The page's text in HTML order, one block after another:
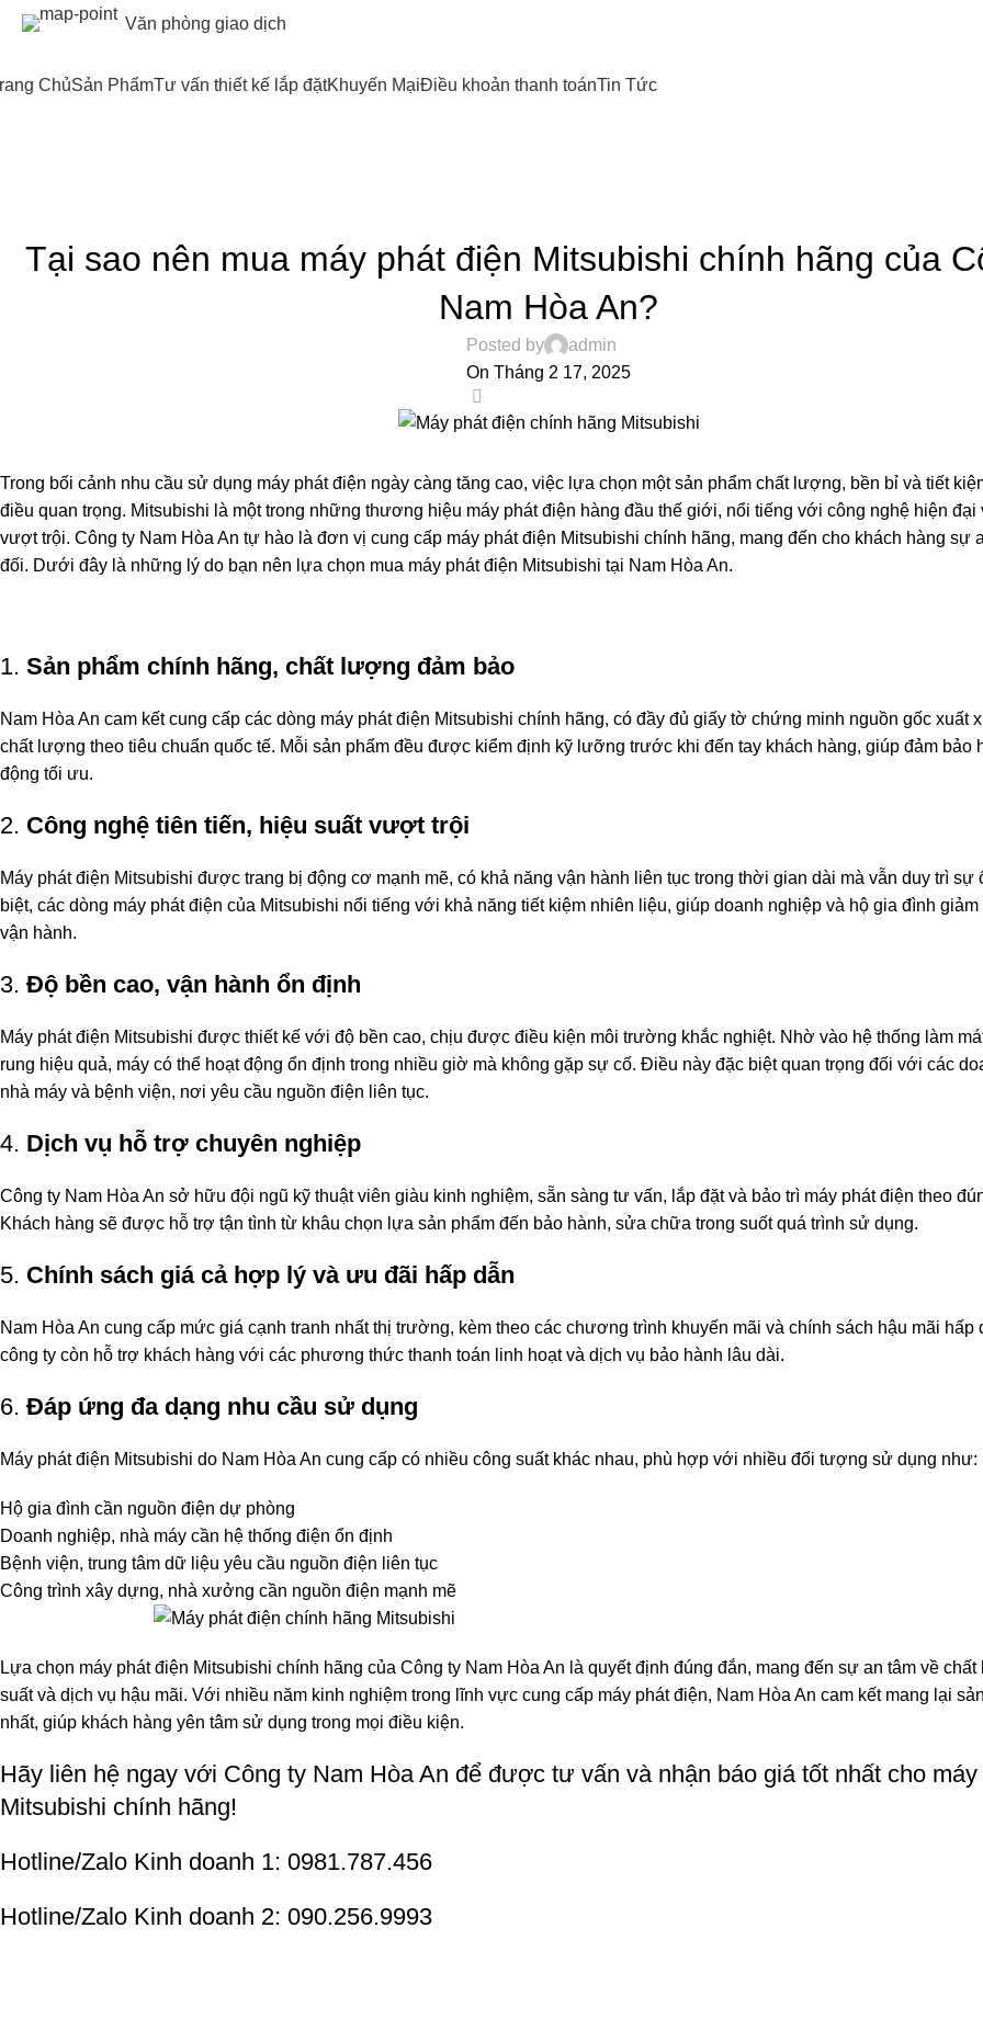
Văn phòng giao dịch
ChủSản PhẩmTư vấn thiết kế lắp đặtKhuyến MạiĐiều khoản thanh toánTin Tức
Tại sao nên mua máy phát điện Mitsubishi chính hãng của
Nam Hòa An?
Posted by
admin
On Tháng 2 17, 2025
Trong bối cảnh nhu cầu sử dụng máy phát điện ngày càng tăng cao, việc lựa chọn một sản phẩm chất lượng, bền bỉ và tiết
điều quan trọng. Mitsubishi là một trong những thương hiệu máy phát điện hàng đầu thế giới, nổi tiếng với công nghệ hiện đại
vượt trội. Công ty Nam Hòa An tự hào là đơn vị cung cấp máy phát điện Mitsubishi chính hãng, mang đến cho khách hàng sự
đối. Dưới đây là những lý do bạn nên lựa chọn mua máy phát điện Mitsubishi tại Nam Hòa An.
1. Sản phẩm chính hãng, chất lượng đảm bảo
Nam Hòa An cam kết cung cấp các dòng máy phát điện Mitsubishi chính hãng, có đầy đủ giấy tờ chứng minh nguồn gốc xuất
chất lượng theo tiêu chuẩn quốc tế. Mỗi sản phẩm đều được kiểm định kỹ lưỡng trước khi đến tay khách hàng, giúp đảm bảo
động tối ưu.
2. Công nghệ tiên tiến, hiệu suất vượt trội
Máy phát điện Mitsubishi được trang bị động cơ mạnh mẽ, có khả năng vận hành liên tục trong thời gian dài mà vẫn duy trì sự
biệt, các dòng máy phát điện của Mitsubishi nổi tiếng với khả năng tiết kiệm nhiên liệu, giúp doanh nghiệp và hộ gia đình
vận hành.
3. Độ bền cao, vận hành ổn định
Máy phát điện Mitsubishi được thiết kế với độ bền cao, chịu được điều kiện môi trường khắc nghiệt. Nhờ vào hệ thống làm
rung hiệu quả, máy có thể hoạt động ổn định trong nhiều giờ mà không gặp sự cố. Điều này đặc biệt quan trọng đối với các
nhà máy và bệnh viện, nơi yêu cầu nguồn điện liên tục.
4. Dịch vụ hỗ trợ chuyên nghiệp
Công ty Nam Hòa An sở hữu đội ngũ kỹ thuật viên giàu kinh nghiệm, sẵn sàng tư vấn, lắp đặt và bảo trì máy phát điện theo
Khách hàng sẽ được hỗ trợ tận tình từ khâu chọn lựa sản phẩm đến bảo hành, sửa chữa trong suốt quá trình sử dụng.
5. Chính sách giá cả hợp lý và ưu đãi hấp dẫn
Nam Hòa An cung cấp mức giá cạnh tranh nhất thị trường, kèm theo các chương trình khuyến mãi và chính sách hậu mãi hấp
công ty còn hỗ trợ khách hàng với các phương thức thanh toán linh hoạt và dịch vụ bảo hành lâu dài.
6. Đáp ứng đa dạng nhu cầu sử dụng
Máy phát điện Mitsubishi do Nam Hòa An cung cấp có nhiều công suất khác nhau, phù hợp với nhiều đối tượng sử dụng như:
Hộ gia đình cần nguồn điện dự phòng
Doanh nghiệp, nhà máy cần hệ thống điện ổn định
Bệnh viện, trung tâm dữ liệu yêu cầu nguồn điện liên tục
Công trình xây dựng, nhà xưởng cần nguồn điện mạnh mẽ
Lựa chọn máy phát điện Mitsubishi chính hãng của Công ty Nam Hòa An là quyết định đúng đắn, mang đến sự an tâm về
suất và dịch vụ hậu mãi. Với nhiều năm kinh nghiệm trong lĩnh vực cung cấp máy phát điện, Nam Hòa An cam kết mang lại
nhất, giúp khách hàng yên tâm sử dụng trong mọi điều kiện.
Hãy liên hệ ngay với Công ty Nam Hòa An để được tư vấn và nhận báo giá tốt nhất cho máy
Mitsubishi chính hãng!
Hotline/Zalo Kinh doanh 1: 0981.787.456
Hotline/Zalo Kinh doanh 2: 090.256.9993